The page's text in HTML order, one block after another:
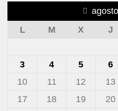
L
M X J
3
4 5 6
10
11 12 13
17
18 19 20